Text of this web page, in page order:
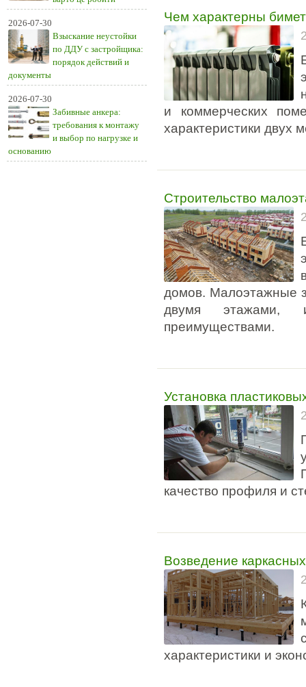
2026-07-30
Взыскание неустойки
по ДДУ с застройщика:
порядок действий и
документы
2026-07-30
Забивные анкера:
требования к монтажу
и выбор по нагрузке и
основанию
Чем характерны
и коммерческих
характеристики двух
Строительство
домов. Малоэтажные
двумя этажами,
преимуществами.
Установка
качество профиля и
Возведение
характеристики и